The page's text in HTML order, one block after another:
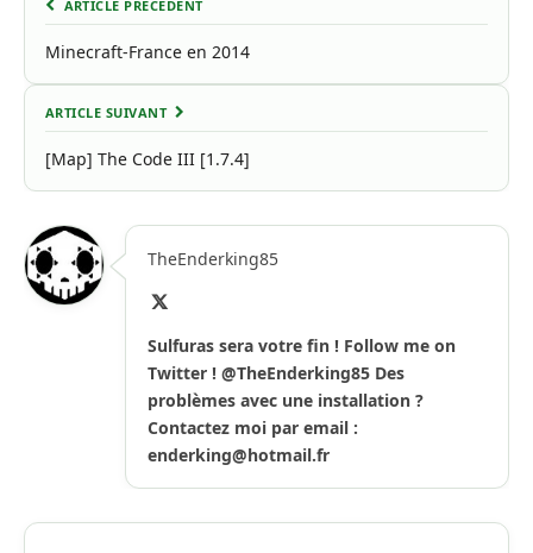
ARTICLE PRÉCÉDENT
Minecraft-France en 2014
ARTICLE SUIVANT
[Map] The Code III [1.7.4]
TheEnderking85
Sulfuras sera votre fin ! Follow me on
Twitter ! @TheEnderking85 Des
problèmes avec une installation ?
Contactez moi par email :
enderking@hotmail.fr